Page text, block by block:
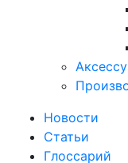
Новости
Статьи
Глоссарий